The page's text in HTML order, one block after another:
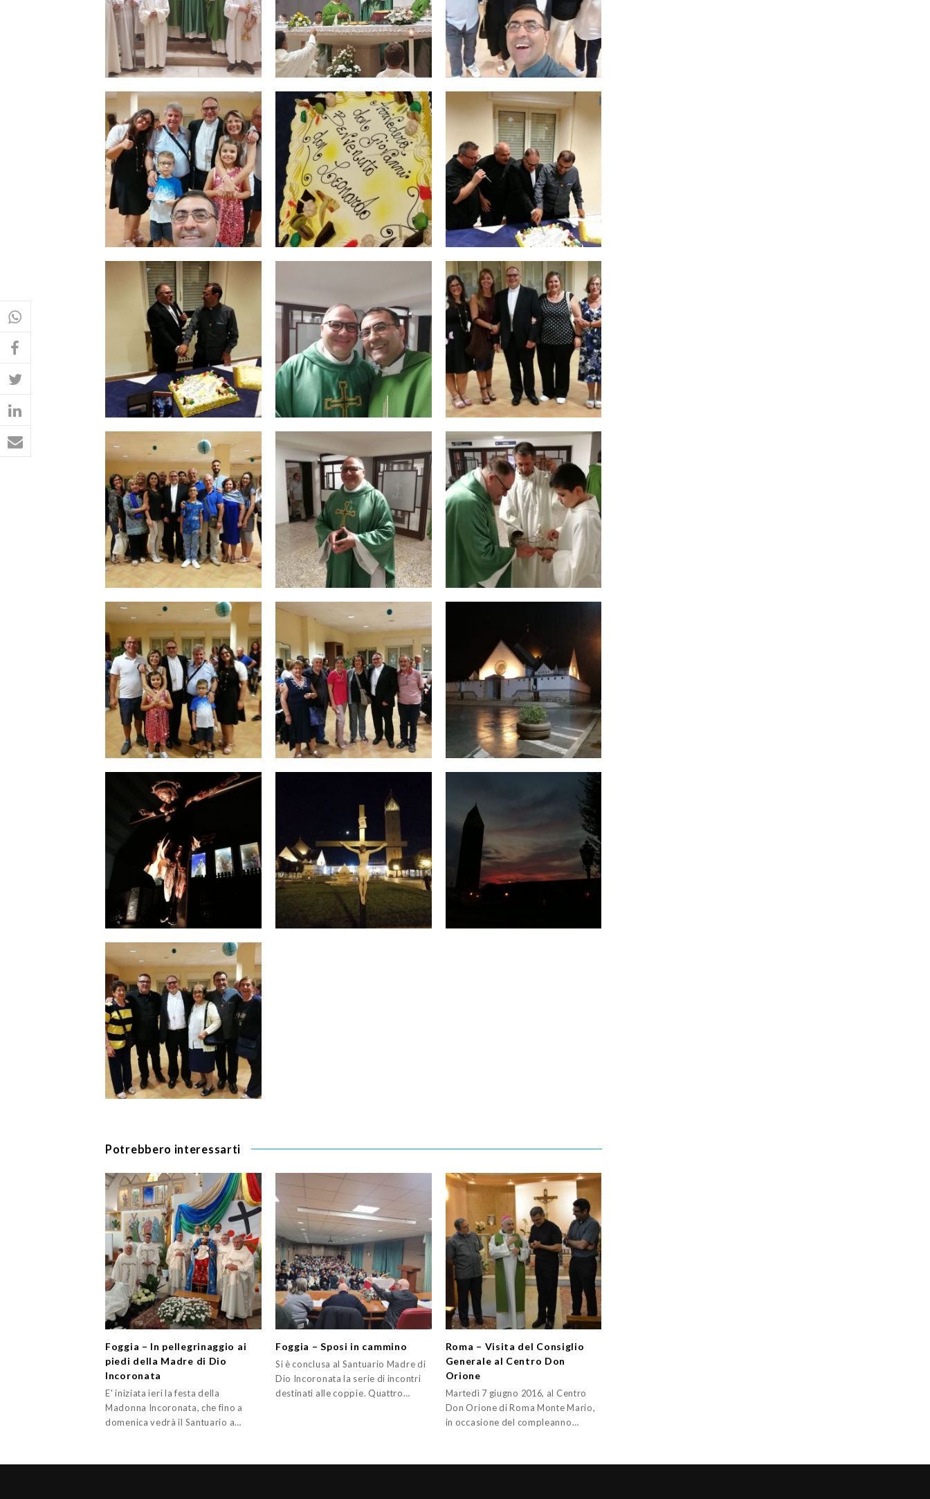
Potrebbero interessarti
Foggia – In pellegrinaggio ai
piedi della Madre di Dio
Incoronata
E' iniziata ieri la festa della
Madonna Incoronata, che fino a
domenica vedrà il Santuario a…
Foggia – Sposi in cammino
Si è conclusa al Santuario Madre di
Dio Incoronata la serie di incontri
destinati alle coppie. Quattro…
Roma – Visita del Consiglio
Generale al Centro Don
Orione
Martedì 7 giugno 2016, al Centro
Don Orione di Roma Monte Mario,
in occasione del compleanno…